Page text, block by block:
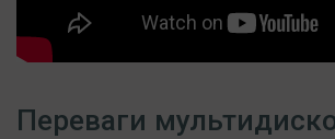
Переваги